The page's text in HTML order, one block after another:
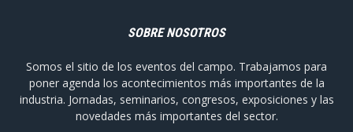
SOBRE NOSOTROS
Somos el sitio de los eventos del campo. Trabajamos para
poner agenda los acontecimientos más importantes de la
industria. Jornadas, seminarios, congresos, exposiciones y las
novedades más importantes del sector.